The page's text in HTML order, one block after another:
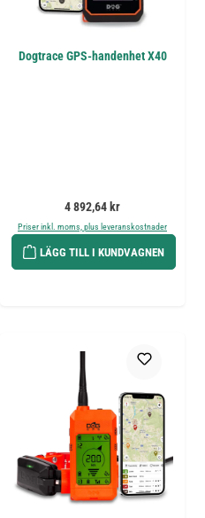
Dogtrace GPS-handenhet X40
Ordinarie pris:
4 892,64 kr
Priser inkl. moms, plus leveranskostnader
LÄGG TILL I KUNDVAGNEN